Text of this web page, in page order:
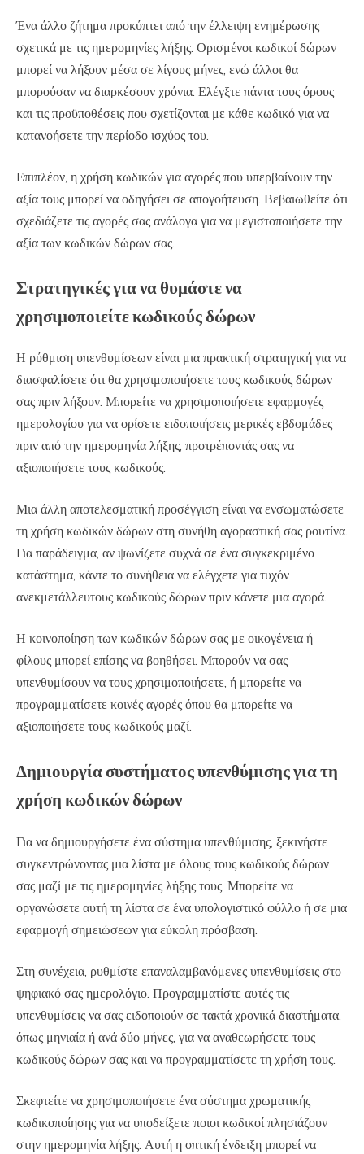
Ένα άλλο ζήτημα προκύπτει από την έλλειψη ενημέρωσης
σχετικά με τις ημερομηνίες λήξης. Ορισμένοι κωδικοί δώρων
μπορεί να λήξουν μέσα σε λίγους μήνες, ενώ άλλοι θα
μπορούσαν να διαρκέσουν χρόνια. Ελέγξτε πάντα τους όρους
και τις προϋποθέσεις που σχετίζονται με κάθε κωδικό για να
κατανοήσετε την περίοδο ισχύος του.
Επιπλέον, η χρήση κωδικών για αγορές που υπερβαίνουν την
αξία τους μπορεί να οδηγήσει σε απογοήτευση. Βεβαιωθείτε ότι
σχεδιάζετε τις αγορές σας ανάλογα για να μεγιστοποιήσετε την
αξία των κωδικών δώρων σας.
Στρατηγικές για να θυμάστε να
χρησιμοποιείτε κωδικούς δώρων
Η ρύθμιση υπενθυμίσεων είναι μια πρακτική στρατηγική για να
διασφαλίσετε ότι θα χρησιμοποιήσετε τους κωδικούς δώρων
σας πριν λήξουν. Μπορείτε να χρησιμοποιήσετε εφαρμογές
ημερολογίου για να ορίσετε ειδοποιήσεις μερικές εβδομάδες
πριν από την ημερομηνία λήξης, προτρέποντάς σας να
αξιοποιήσετε τους κωδικούς.
Μια άλλη αποτελεσματική προσέγγιση είναι να ενσωματώσετε
τη χρήση κωδικών δώρων στη συνήθη αγοραστική σας ρουτίνα.
Για παράδειγμα, αν ψωνίζετε συχνά σε ένα συγκεκριμένο
κατάστημα, κάντε το συνήθεια να ελέγχετε για τυχόν
ανεκμετάλλευτους κωδικούς δώρων πριν κάνετε μια αγορά.
Η κοινοποίηση των κωδικών δώρων σας με οικογένεια ή
φίλους μπορεί επίσης να βοηθήσει. Μπορούν να σας
υπενθυμίσουν να τους χρησιμοποιήσετε, ή μπορείτε να
προγραμματίσετε κοινές αγορές όπου θα μπορείτε να
αξιοποιήσετε τους κωδικούς μαζί.
Δημιουργία συστήματος υπενθύμισης για τη
χρήση κωδικών δώρων
Για να δημιουργήσετε ένα σύστημα υπενθύμισης, ξεκινήστε
συγκεντρώνοντας μια λίστα με όλους τους κωδικούς δώρων
σας μαζί με τις ημερομηνίες λήξης τους. Μπορείτε να
οργανώσετε αυτή τη λίστα σε ένα υπολογιστικό φύλλο ή σε μια
εφαρμογή σημειώσεων για εύκολη πρόσβαση.
Στη συνέχεια, ρυθμίστε επαναλαμβανόμενες υπενθυμίσεις στο
ψηφιακό σας ημερολόγιο. Προγραμματίστε αυτές τις
υπενθυμίσεις να σας ειδοποιούν σε τακτά χρονικά διαστήματα,
όπως μηνιαία ή ανά δύο μήνες, για να αναθεωρήσετε τους
κωδικούς δώρων σας και να προγραμματίσετε τη χρήση τους.
Σκεφτείτε να χρησιμοποιήσετε ένα σύστημα χρωματικής
κωδικοποίησης για να υποδείξετε ποιοι κωδικοί πλησιάζουν
στην ημερομηνία λήξης. Αυτή η οπτική ένδειξη μπορεί να